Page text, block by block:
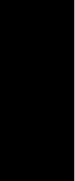
prioridad y te
fué producida